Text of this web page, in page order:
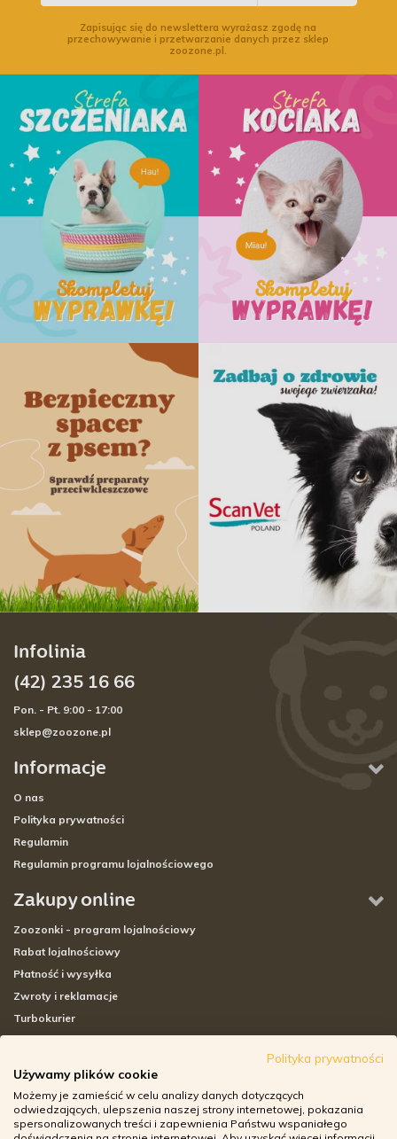
Zapisując się do newslettera wyrażasz zgodę na
przechowywanie i przetwarzanie danych przez sklep
zoozone.pl.
Informacje
O nas
Polityka prywatności
Regulamin
Regulamin programu lojalnościowego
Zakupy online
Zoozonki - program lojalnościowy
Rabat lojalnościowy
Płatność i wysyłka
Zwroty i reklamacje
Turbokurier
Adresy sklepów stacjonarnych
Godziny otwarcia sklepów
Aplikacja zoozone.pl
Infolinia
(42) 235 16 66
Pon. - Pt. 9:00 - 17:00
sklep@zoozone.pl
Polityka prywatności
Używamy plików cookie
Możemy je zamieścić w celu analizy danych dotyczących
odwiedzających, ulepszenia naszej strony internetowej, pokazania
spersonalizowanych treści i zapewnienia Państwu wspaniałego